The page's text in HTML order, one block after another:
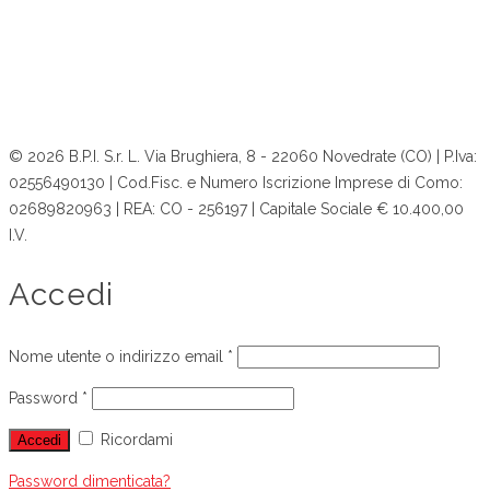
© 2026 B.P.I. S.r. L. Via Brughiera, 8 - 22060 Novedrate (CO) | P.Iva:
02556490130 | Cod.Fisc. e Numero Iscrizione Imprese di Como:
02689820963 | REA: CO - 256197 | Capitale Sociale € 10.400,00
I.V.
Accedi
Nome utente o indirizzo email *
Password *
Accedi Ricordami
Password dimenticata?